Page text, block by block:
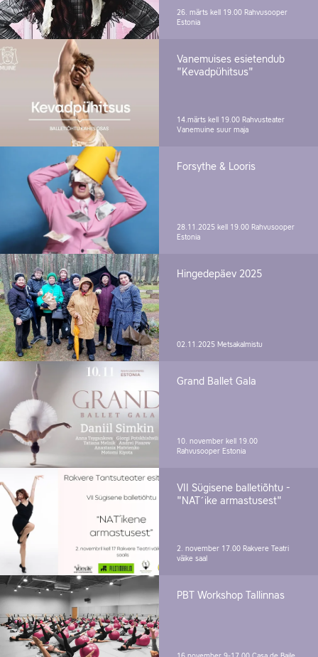
26. märts kell 19.00 Rahvusooper
Estonia
Vanemuises esietendub
"Kevadpühitsus"
14.märts kell 19.00 Rahvusteater
Vanemuine suur maja
Forsythe & Looris
28.11.2025 kell 19.00 Rahvusooper
Estonia
Hingedepäev 2025
02.11.2025 Metsakalmistu
Grand Ballet Gala
10. november kell 19.00
Rahvusooper Estonia
VII Sügisene balletiõhtu -
"NAT´ike armastusest"
2. november 17.00 Rakvere Teatri
väike saal
PBT Workshop Tallinnas